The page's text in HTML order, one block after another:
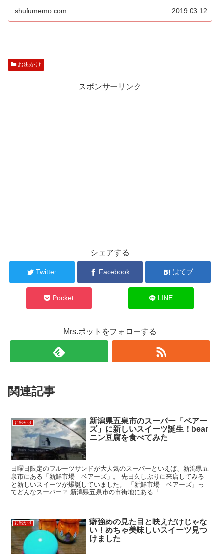
shufumemo.com 2019.03.12
お出かけ
スポンサーリンク
シェアする
Twitter Facebook はてブ
Pocket LINE
Mrs.ポットをフォローする
関連記事
お出かけ
新潟県五泉市のスーパー「ベアー
ズ」に新しいスイーツ誕生！bear
ニン豆腐を食べてみた
日曜日限定のフルーツサンドが大人気のスーパーといえば、新潟県五
泉市にある「新鮮市場 ベアーズ」。 先日久しぶりに来店してみる
と新しいスイーツが爆誕していました。 「新鮮市場 ベアーズ」っ
てどんなスーパー？ 新潟県五泉市の市街地にある「...
お出かけ
癖強めの見た目と映えだけじゃな
い！めちゃ美味しいスイーツ見つ
けました